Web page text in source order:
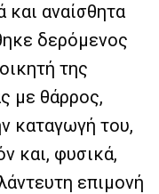
αναίσθητα
δερόμενος
της
με θάρρος,
καταγωγή του,
και, φυσικά,
επιμονή